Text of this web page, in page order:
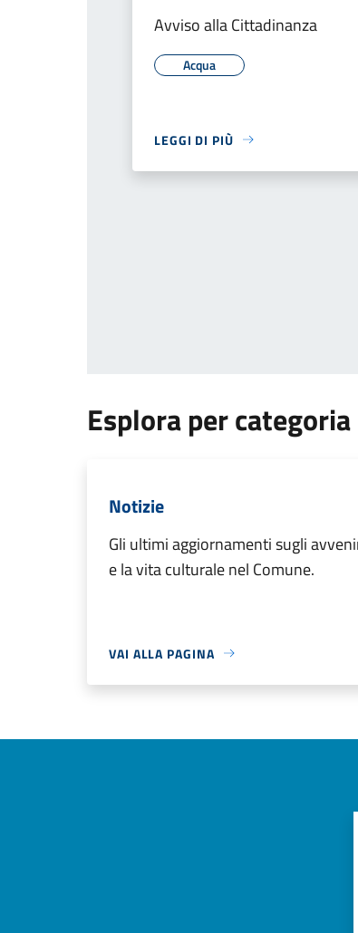
Avviso alla Cittadinanza
Acqua
LEGGI DI PIÙ
Esplora per categoria
Notizie
Gli ultimi aggiornamenti sugli
e la vita culturale nel Comune.
VAI ALLA PAGINA